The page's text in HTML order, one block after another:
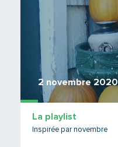
2 novembre 2020
La playlist
Inspirée par novembre